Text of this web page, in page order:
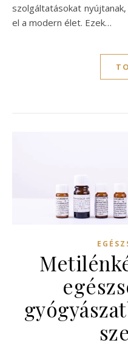
szolgáltatásokat
el a modern élet. Ezek…